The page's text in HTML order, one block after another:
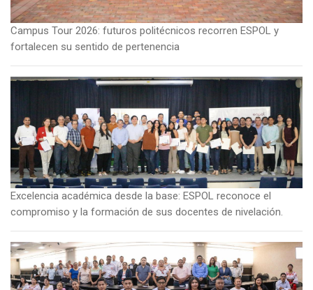
Campus Tour 2026: futuros politécnicos recorren ESPOL y
fortalecen su sentido de pertenencia
Imagen
Excelencia académica desde la base: ESPOL reconoce el
compromiso y la formación de sus docentes de nivelación.
Imagen